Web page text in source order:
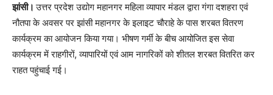
झांसी।उत्तर प्रदेश उद्योग महानगर महिला व्यापार मंडल द्वारा गंगा दशहरा एवं
नौतपा के अवसर पर झांसी महानगर के इलाइट चौराहे के पास शरबत वितरण
कार्यक्रम का आयोजन किया गया। भीषण गर्मी के बीच आयोजित इस सेवा
कार्यक्रम में राहगीरों, व्यापारियों एवं आम नागरिकों को शीतल शरबत वितरित कर
राहत पहुंचाई गई।